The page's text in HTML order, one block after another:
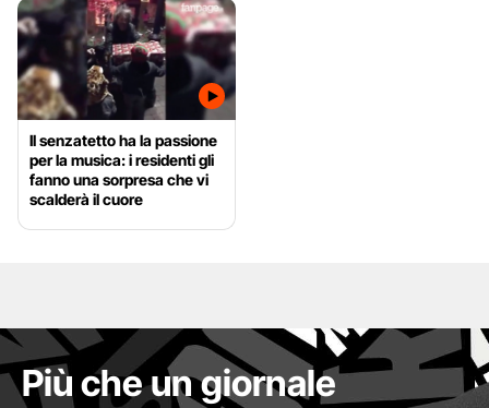
Il senzatetto ha la passione
per la musica: i residenti gli
fanno una sorpresa che vi
scalderà il cuore
Più che un giornale